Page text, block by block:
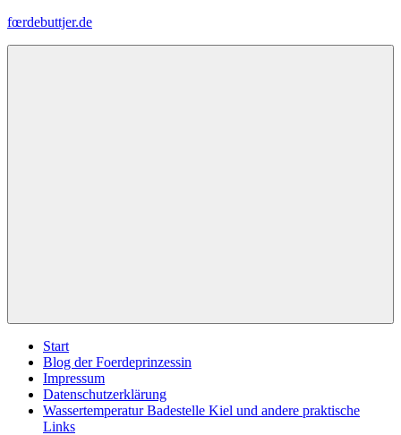
Zum
fœrdebuttjer.de
Start
Blog der Foerdeprinzessin
Impressum
Datenschutzerklärung
Wassertemperatur Badestelle Kiel und andere praktische
Links